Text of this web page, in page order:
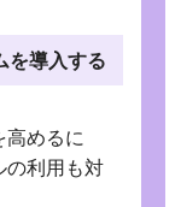
導入する
高めるに
の利用も対